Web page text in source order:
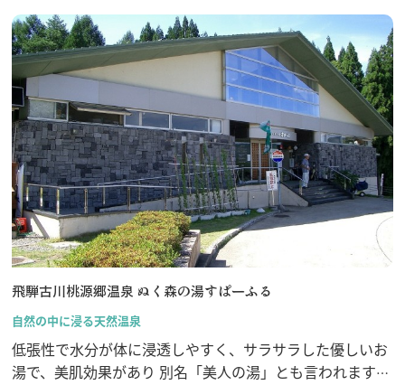
行きたいリスト
飛騨古川桃源郷温泉 ぬく森の湯すぱーふる
自然の中に浸る天然温泉
低張性で水分が体に浸透しやすく、サラサラした優しいお
湯で、美肌効果があり 別名「美人の湯」とも言われます。